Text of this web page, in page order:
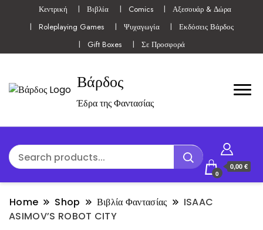
Κεντρική Βιβλία Comics
Αξεσουάρ & Δώρα
Roleplaying Games
Ψυχαγωγία
Εκδόσεις Βάρδος
Gift Boxes
Σε Προσφορά
Βάρδος
Έδρα της Φαντασίας
0
0,00 €
Home Shop Βιβλία Φαντασίας
ISAAC
ASIMOV’S ROBOT CITY